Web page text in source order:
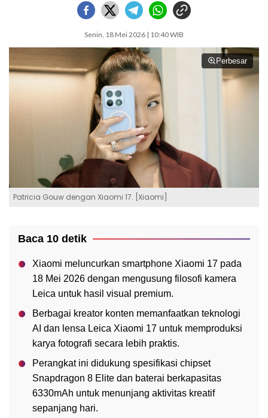
Senin, 18 Mei 2026 | 10:40 WIB
Perbesar
Patricia Gouw dengan Xiaomi 17. [Xiaomi]
Baca 10 detik
Xiaomi meluncurkan smartphone Xiaomi 17 pada
18 Mei 2026 dengan mengusung filosofi kamera
Leica untuk hasil visual premium.
Berbagai kreator konten memanfaatkan teknologi
AI dan lensa Leica Xiaomi 17 untuk memproduksi
karya fotografi secara lebih praktis.
Perangkat ini didukung spesifikasi chipset
Snapdragon 8 Elite dan baterai berkapasitas
6330mAh untuk menunjang aktivitas kreatif
sepanjang hari.